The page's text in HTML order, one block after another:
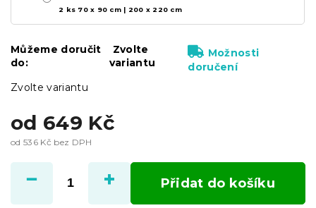
od 649 Kč
od 536 Kč bez DPH
cena:
Zvolte variantu
2 ks 70 x 90 cm | 200 x 220 cm
Můžeme doručit
do:
Zvolte
variantu
Možnosti
doručení
Přidat do košíku